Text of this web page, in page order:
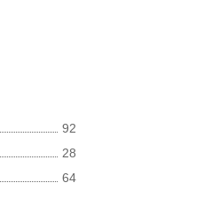
92
28
64